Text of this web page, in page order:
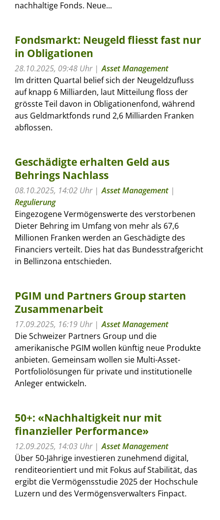
nachhaltige Fonds. Neue...
Fondsmarkt: Neugeld fliesst fast nur
in Obligationen
28.10.2025, 09:48 Uhr
Asset Management
Im dritten Quartal belief sich der Neugeldzufluss
auf knapp 6 Milliarden, laut Mitteilung floss der
grösste Teil davon in Obligationenfond, während
aus Geldmarktfonds rund 2,6 Milliarden Franken
abflossen.
Geschädigte erhalten Geld aus
Behrings Nachlass
08.10.2025, 14:02 Uhr Asset Management|
Regulierung
Eingezogene Vermögenswerte des verstorbenen
Dieter Behring im Umfang von mehr als 67,6
Millionen Franken werden an Geschädigte des
Financiers verteilt. Dies hat das Bundesstrafgericht
in Bellinzona entschieden.
PGIM und Partners Group starten
Zusammenarbeit
17.09.2025, 16:19 Uhr
Asset Management
Die Schweizer Partners Group und die
amerikanische PGIM wollen künftig neue Produkte
anbieten. Gemeinsam wollen sie Multi-Asset-
Portfoliolösungen für private und institutionelle
Anleger entwickeln.
50+: «Nachhaltigkeit nur mit
finanzieller Performance»
12.09.2025, 14:03 Uhr
Asset Management
Über 50-Jährige investieren zunehmend digital,
renditeorientiert und mit Fokus auf Stabilität, das
ergibt die Vermögensstudie 2025 der Hochschule
Luzern und des Vermögensverwalters Finpact.